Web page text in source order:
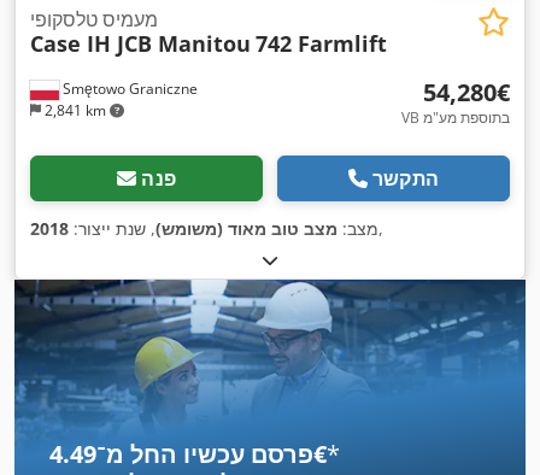
Smętowo Graniczne
2,841 km
מעמיס טלסקופי
Case IH JCB Manitou 742 Farmlift
‏54,280 ‏€
VB בתוספת מע"מ
פנה התקשר
מצב: מצב טוב מאוד (משומש), שנת ייצור: 2018 ,
פרסם עכשיו החל מ־‏4.49 ‏€*